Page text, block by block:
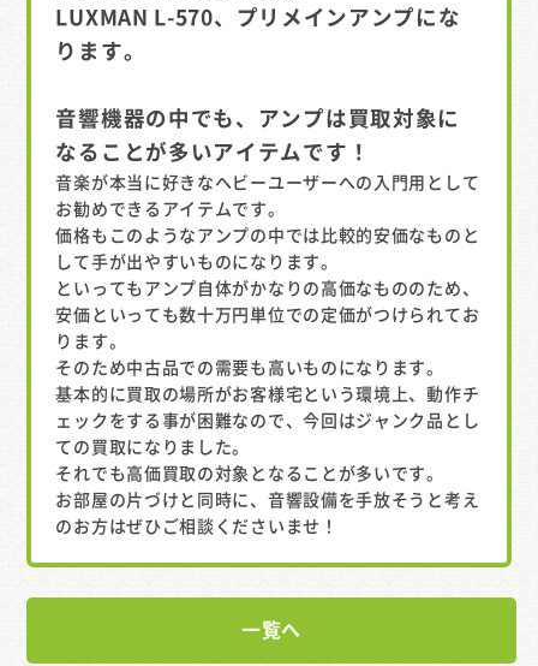
LUXMAN L-570、プリメインアンプにな
ります。
音響機器の中でも、アンプは買取対象に
なることが多いアイテムです！
音楽が本当に好きなヘビーユーザーへの入門用として
お勧めできるアイテムです。
価格もこのようなアンプの中では比較的安価なものと
して手が出やすいものになります。
といってもアンプ自体がかなりの高価なもののため、
安価といっても数十万円単位での定価がつけられてお
ります。
そのため中古品での需要も高いものになります。
基本的に買取の場所がお客様宅という環境上、動作チ
ェックをする事が困難なので、今回はジャンク品とし
ての買取になりました。
それでも高価買取の対象となることが多いです。
お部屋の片づけと同時に、音響設備を手放そうと考え
のお方はぜひご相談くださいませ！
一覧へ